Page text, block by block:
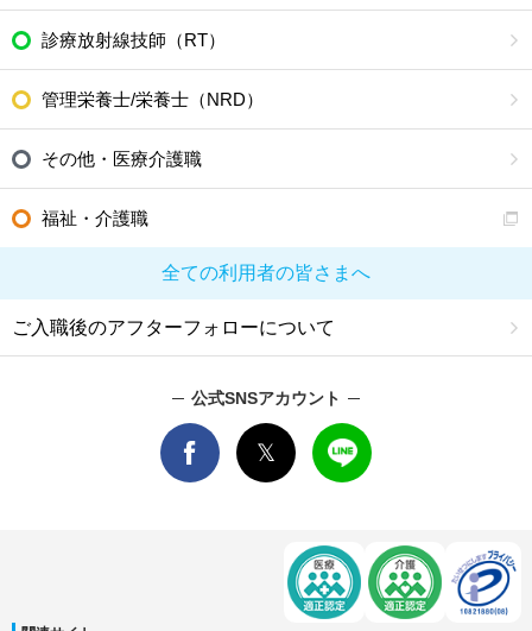
診療放射線技師（RT）
管理栄養士/栄養士（NRD）
その他・医療介護職
福祉・介護職
全ての利用者の皆さまへ
ご入職後のアフターフォローについて
公式SNSアカウント